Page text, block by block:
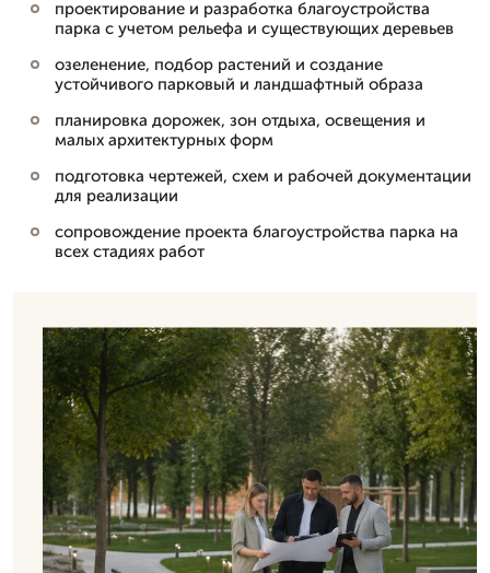
проектирование и разработка благоустройства
парка с учетом рельефа и существующих деревьев
озеленение, подбор растений и создание
устойчивого парковый и ландшафтный образа
планировка дорожек, зон отдыха, освещения и
малых архитектурных форм
подготовка чертежей, схем и рабочей документации
для реализации
сопровождение проекта благоустройства парка на
всех стадиях работ